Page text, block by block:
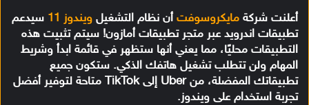
أعلنت شركة مايكروسوفت أن نظام التشغيل ويندوز 11
سيدعم
تطبيقات اندرويد عبر متجر تطبيقات أمازون! سيتم تثبيت هذه
التطبيقات محليًا، مما يعني أنها ستظهر في قائمة ابدأ وشريط
المهام ولن تتطلب تشغيل هاتفك الذكي. ستكون جميع
تطبيقاتك المفضلة، من Uber إلى TikTok متاحة لتوفير أفضل
تجربة استخدام على ويندوز.